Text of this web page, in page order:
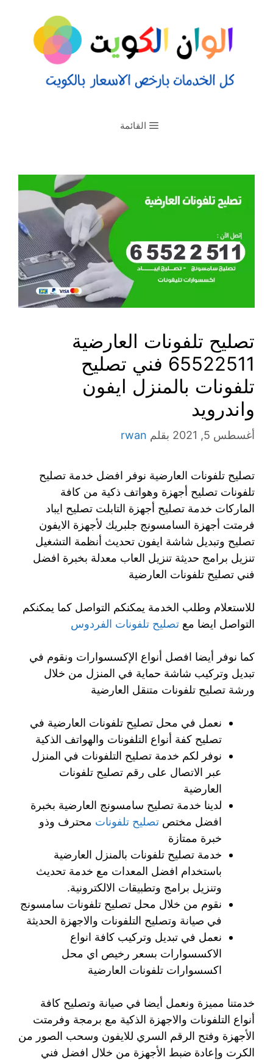
القائمة
تصليح تلفونات العارضية
65522511 فني تصليح
تلفونات بالمنزل ايفون
واندرويد
أغسطس 5, 2021 بقلم rwan
تصليح تلفونات العارضية نوفر افضل خدمة تصليح
تلفونات تصليح أجهزة وهواتف ذكية من كافة
الماركات خدمة تصليح أجهزة التابلت تصليح ايباد
فرمتت أجهزة السامسونج جلبريك لأجهزة الايفون
تصليح وتبديل شاشة ايفون تحديث أنظمة التشغيل
تنزيل برامج حديثة تنزيل العاب معدلة بخبرة افضل
فني تصليح تلفونات العارضية
للاستعلام وطلب الخدمة يمكنكم التواصل كما يمكنكم
التواصل ايضا مع تصليح تلفونات الفردوس
كما نوفر أيضا افصل أنواع الإكسسوارات ونقوم في
تبديل وتركيب شاشة حماية في المنزل من خلال
ورشة تصليح تلفونات متنقل العارضية
نعمل في محل تصليح تلفونات العارضية في
تصليح كفة أنواع التلفونات والهواتف الذكية
نوفر لكم خدمة تصليح التلفونات في المنزل
عبر الاتصال على رقم تصليح تلفونات
العارضية
لدينا خدمة تصليح سامسونج العارضية بخبرة
افضل مختص تصليح تلفونات محترف وذو
خبرة ممتازة
خدمة تصليح تلفونات بالمنزل العارضية
باستخدام افضل المعدات مع خدمة تحديث
وتنزيل برامج وتطبيقات الالكترونية.
نقوم من خلال محل تصليح تلفونات سامسونج
في صيانة وتصليح التلفونات والاجهزة الحديثة
نعمل في تبديل وتركيب كافة انواع
الاكسسوارات بسعر رخيص اي محل
اكسسوارات تلفونات العارضية
خدمتنا مميزة ونعمل أيضا في صيانة وتصليح كافة
أنواع التلفونات والاجهزة الذكية مع برمجة وفرمتت
الأجهزة وفتح الرقم السري للايفون وسحب الصور من
الكرت وإعادة ضبط الأجهزة من خلال افضل فني